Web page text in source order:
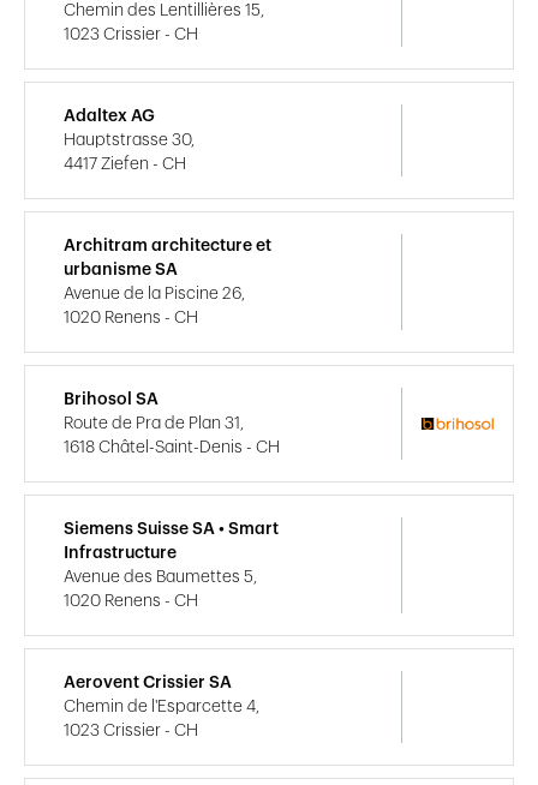
Chemin des Lentillières 15,
1023 Crissier - CH
Adaltex AG
Hauptstrasse 30,
4417 Ziefen - CH
Architram architecture et
urbanisme SA
Avenue de la Piscine 26,
1020 Renens - CH
Brihosol SA
Route de Pra de Plan 31,
1618 Châtel-Saint-Denis - CH
Siemens Suisse SA • Smart
Infrastructure
Avenue des Baumettes 5,
1020 Renens - CH
Aerovent Crissier SA
Chemin de l'Esparcette 4,
1023 Crissier - CH